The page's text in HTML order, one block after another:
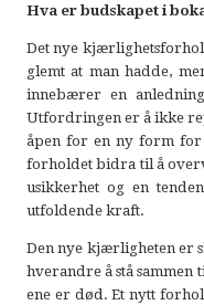
Hva er budskapet i
Det nye
glemt at man hadde,
innebærer en
Utfordringen er å ikke
åpen for en ny form for
forholdet bidra til å
usikkerhet og en
utfoldende kraft.
Den nye kjærligheten er
hverandre å stå sammen
ene er død. Et nytt